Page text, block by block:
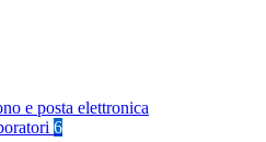
e posta elettronica
6